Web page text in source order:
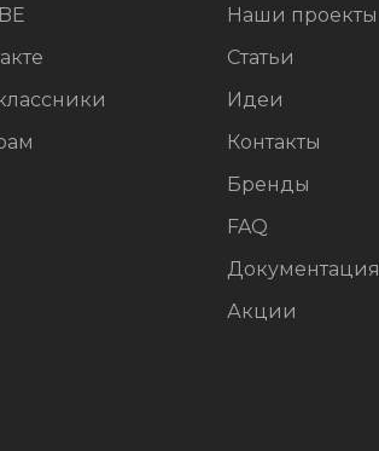
Наши проекты
Статьи
Идеи
Контакты
Бренды
FAQ
Документация
Акции